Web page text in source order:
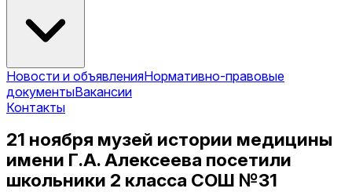
Новости и объявленияНормативно-правовые
документыВакансии
Контакты
21 ноября музей истории медицины
имени Г.А. Алексеева посетили
школьники 2 класса СОШ №31